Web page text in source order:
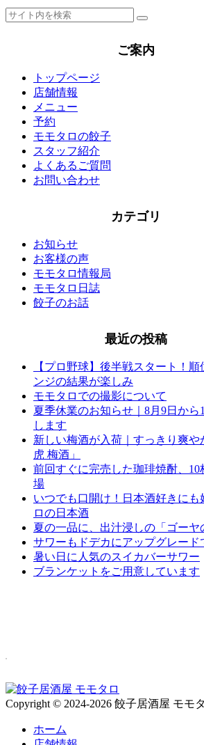
ご案内
トップページ
店舗情報
メニュー
予約
モモタロの餃子
スタッフ紹介
よくあるご質問
お問い合わせ
カテゴリ
お知らせ
お客様の声
モモタロ情報局
モモタロ日誌
餃子のお話
最近の投稿
【プロ野球】後半戦スタート！順
ンジの結果が楽しみ
モモタロでの撮影について
夏季休業のお知らせ｜8月9日から
します
新しい梅酒が入荷｜すっきり爽や
虎 梅酒」
前回すぐに完売した珈琲焼酎、10
場
いつでも口開け！日本酒好きにも
ロの日本酒
夏の一品に、出汁浸しの「ゴーヤ
サワーもドデカにアップグレード
暑い日に人気のスイカバーサワー
ブランケットをご用意しています
Copyright © 2024-2026 餃子居酒屋 モモ
ホーム